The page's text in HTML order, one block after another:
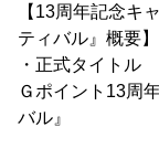
【13周年記念キ
ティバル』概要】
・正式タイトル
Ｇポイント13周
バル』